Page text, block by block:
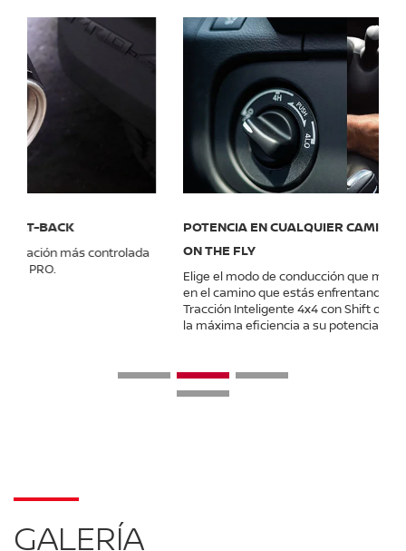
POTENCIA EN CUALQUIER CAMINO CON 4X4 SHIFT
ON THE FLY
Elige el modo de conducción que mejor se desempeñe
en el camino que estás enfrentando. Gracias a la
Tracción Inteligente 4x4 con Shift on the Fly, podrás sacar
la máxima eficiencia a su potencia.
GALERÍA